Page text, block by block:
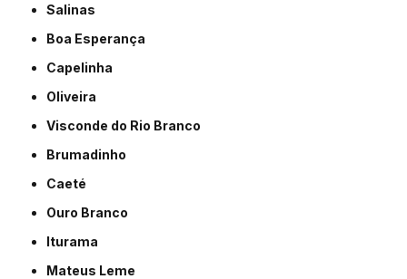
Salinas
Boa Esperança
Capelinha
Oliveira
Visconde do Rio Branco
Brumadinho
Caeté
Ouro Branco
Iturama
Mateus Leme